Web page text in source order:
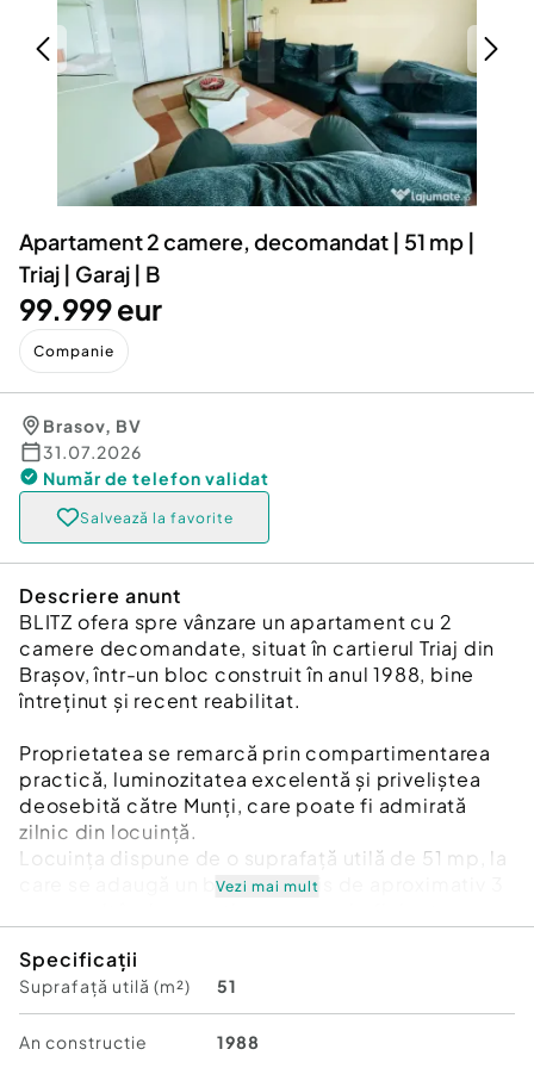
Servicii
Animale de companie
Afaceri și echipamente profesionale
Inchiriere Bunuri si Vehicule
Utilaje agricole si industriale
Piese auto si accesorii
Dacia Duster
Apartament 2 camere, decomandat | 51 mp |
Triaj | Garaj | B
99.999 eur
Companie
Brasov, BV
31.07.2026
Număr de telefon validat
Salvează la favorite
Descriere anunt
BLITZ ofera spre vânzare un apartament cu 2
camere decomandate, situat în cartierul Triaj din
Brașov, într-un bloc construit în anul 1988, bine
întreținut și recent reabilitat.
Proprietatea se remarcă prin compartimentarea
practică, luminozitatea excelentă și priveliștea
deosebită către Munți, care poate fi admirată
zilnic din locuință.
Locuința dispune de o suprafață utilă de 51 mp, la
care se adaugă un balcon închis de aproximativ 3
Apartamentul beneficiază de orientare Sud–Vest,
oferind lumină naturală pe tot parcursul zilei și un
confort sporit.
Vezi mai mult
Specificații
Suprafață utilă (m²) 51
An constructie 1988